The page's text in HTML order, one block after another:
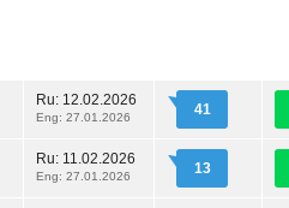
Ru: 12.02.2026
Eng: 27.01.2026 41
Ru: 11.02.2026
Eng: 27.01.2026 13